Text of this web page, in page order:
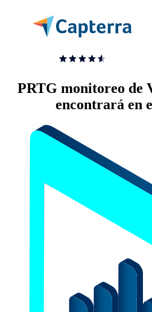
PRTG monitoreo de
encontrará en